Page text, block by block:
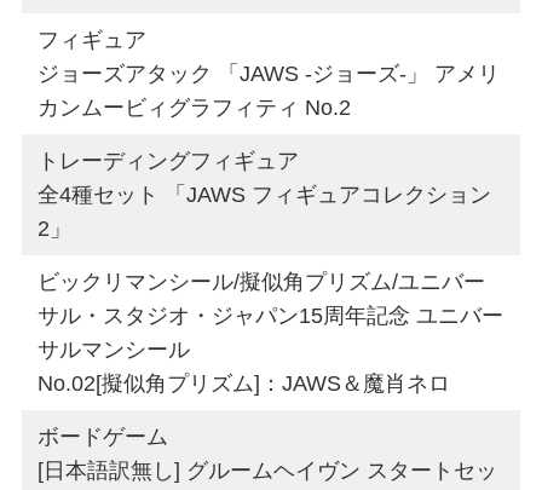
フィギュア
ジョーズアタック 「JAWS -ジョーズ-」 アメリ
カンムービィグラフィティ No.2
トレーディングフィギュア
全4種セット 「JAWS フィギュアコレクション
2」
ビックリマンシール/擬似角プリズム/ユニバー
サル・スタジオ・ジャパン15周年記念 ユニバー
サルマンシール
No.02[擬似角プリズム]：JAWS＆魔肖ネロ
ボードゲーム
[日本語訳無し] グルームヘイヴン スタートセッ